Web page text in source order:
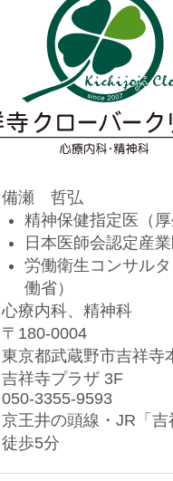
備瀬 哲弘
精神保健指定医（厚
日本医師会認定産
労働衛生コンサル
働省）
心療内科、精神科
〒180-0004
東京都武蔵野市吉祥
吉祥寺プラザ 3F
050-3355-9593
京王井の頭線・JR「吉
徒歩5分